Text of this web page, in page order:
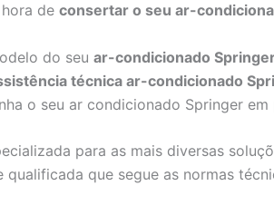
de consertar o seu ar-
do seu ar-condicionado
técnica ar-condicionado
o seu ar condicionado Springer
para as mais diversas
qualificada que segue as normas